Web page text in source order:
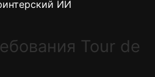
ИИ
Tour de